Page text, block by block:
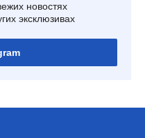
новостях
эксклюзивах